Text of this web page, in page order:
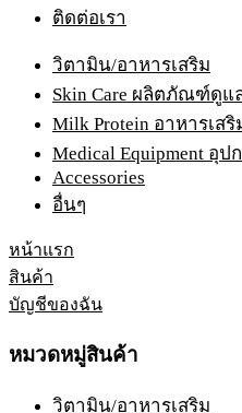
ติดต่อเรา
วิตามิน/อาหารเสริม
Skin Care ผลิตภัณฑ์ดูแ
Milk Protein อาหารเส
Medical Equipment อุ
Accessories
อื่นๆ
หน้าแรก
สินค้า
บัญชีของฉัน
หมวดหมู่สินค้า
วิตามิน/อาหารเสริม